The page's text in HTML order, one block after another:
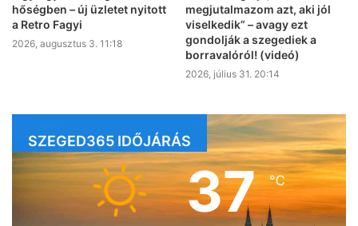
hőségben – új üzletet nyitott
a Retro Fagyi
2026, augusztus 3. 11:18
megjutalmazom azt, aki jól
viselkedik” – avagy ezt
gondolják a szegediek a
borravalóról! (videó)
2026, július 31. 20:14
SZEGED365 IDŐJÁRÁS
37℃